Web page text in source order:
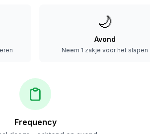
🌙
Avond
Neem 1 zakje voor het slapen
Frequency